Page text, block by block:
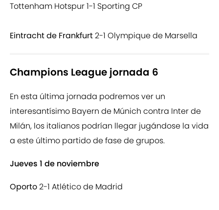
Tottenham Hotspur 1-1 Sporting CP
Eintracht de Frankfurt2-1 Olympique de Marsella
Champions League jornada 6
En esta última jornada podremos ver un
interesantísimo Bayern de Múnich contra Inter de
Milán, los italianos podrían llegar jugándose la vida
a este último partido de fase de grupos.
Jueves 1 de noviembre
Oporto2-1 Atlético de Madrid